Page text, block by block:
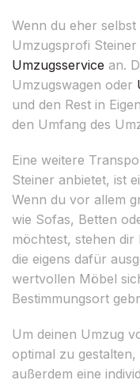
Wenn du eher
Umzugsprofi
Umzugsservice an.
Umzugswagen oder
und den Rest in
den Umfang des
Eine weitere
Steiner anbietet, ist
Wenn du vor allem
wie Sofas, Betten
möchtest, stehen
die eigens dafür
wertvollen Möbel
Bestimmungsort
Um deinen Umzug
optimal zu
außerdem eine